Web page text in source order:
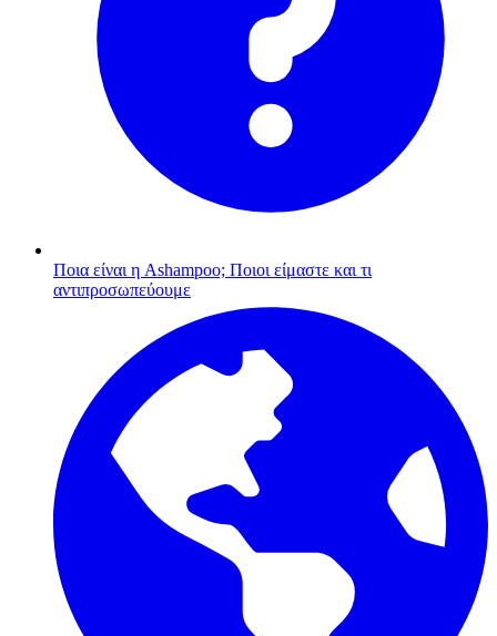
Ποια είναι η Ashampoo; Ποιοι είμαστε και τι
αντιπροσωπεύουμε